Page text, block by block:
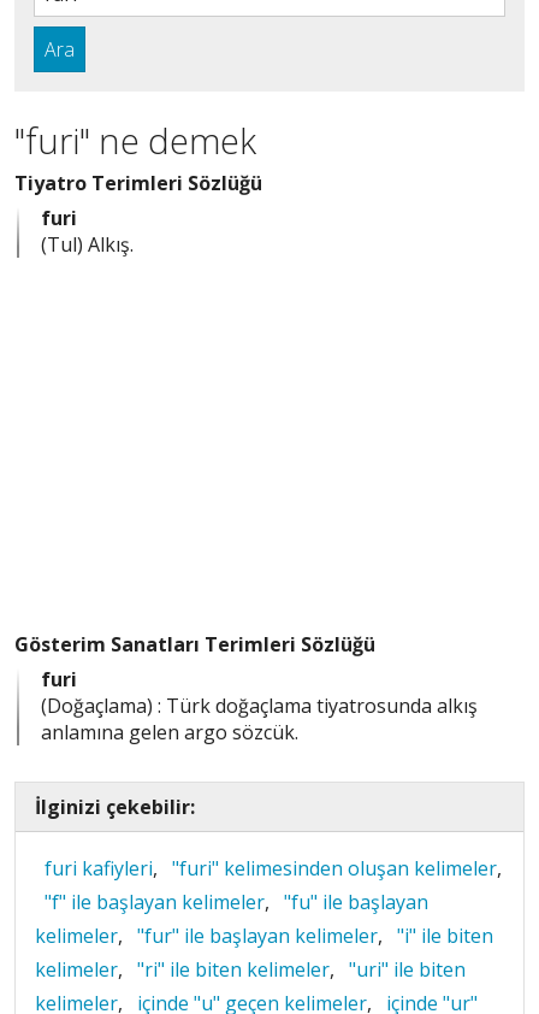
Ara
"furi" ne demek
Tiyatro Terimleri Sözlüğü
furi
(Tul) Alkış.
Gösterim Sanatları Terimleri Sözlüğü
furi
(Doğaçlama) : Türk doğaçlama tiyatrosunda alkış
anlamına gelen argo sözcük.
İlginizi çekebilir:
furi kafiyleri, "furi" kelimesinden oluşan kelimeler,
"f" ile başlayan kelimeler, "fu" ile başlayan
kelimeler, "fur" ile başlayan kelimeler, "i" ile biten
kelimeler, "ri" ile biten kelimeler, "uri" ile biten
kelimeler, içinde "u" geçen kelimeler,
içinde "ur"